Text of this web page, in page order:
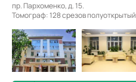
пр. Пархоменко, д. 15.
Томограф: 128 срезов полуоткрытый